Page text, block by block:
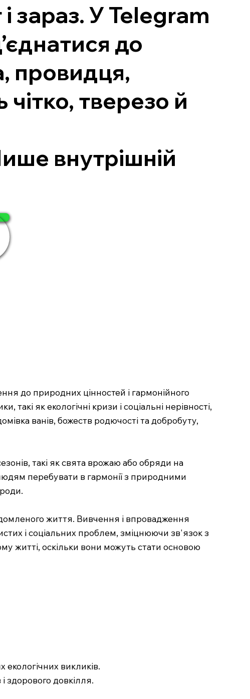
зараз. У Telegram
до
провидця,
тверезо й
внутрішній
до природних цінностей і гармонійного
як екологічні кризи і соціальні нерівності,
ванів, божеств родючості та добробуту,
такі як свята врожаю або обряди на
перебувати в гармонії з природними
життя. Вивчення і впровадження
і соціальних проблем, зміцнюючи зв'язок з
житті, оскільки вони можуть стати основою
викликів.
здорового довкілля.